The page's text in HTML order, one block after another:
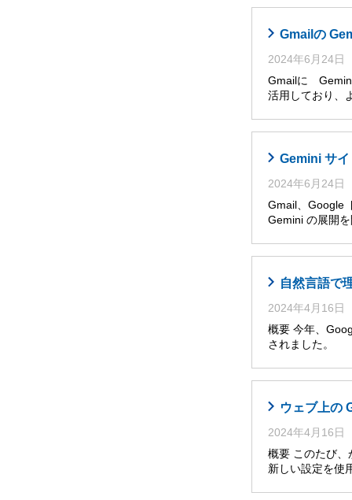
Gmailの
2024年6月24日
Gmailに Gemini
活用しており、
Gemini サ
2024年6月24日
Gmail、Google
Gemini の展開
自然言語で
2024年4月16日
概要 今年、
されました。
ウェブ上の
2024年4月16日
概要 このたび、
新しい設定を使